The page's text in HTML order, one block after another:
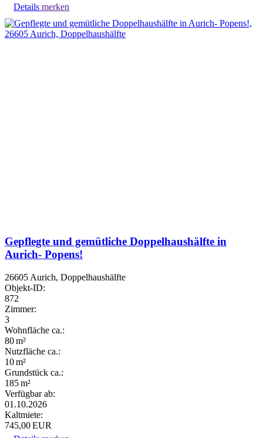
Details merken
Gepflegte und gemütliche Doppelhaushälfte in
Aurich- Popens!
26605 Aurich, Doppelhaushälfte
Objekt-ID:
872
Zimmer:
3
Wohnfläche ca.:
80 m²
Nutzfläche ca.:
10 m²
Grund­stück ca.:
185 m²
Verfügbar ab:
01.10.2026
Kaltmiete:
745,00 EUR